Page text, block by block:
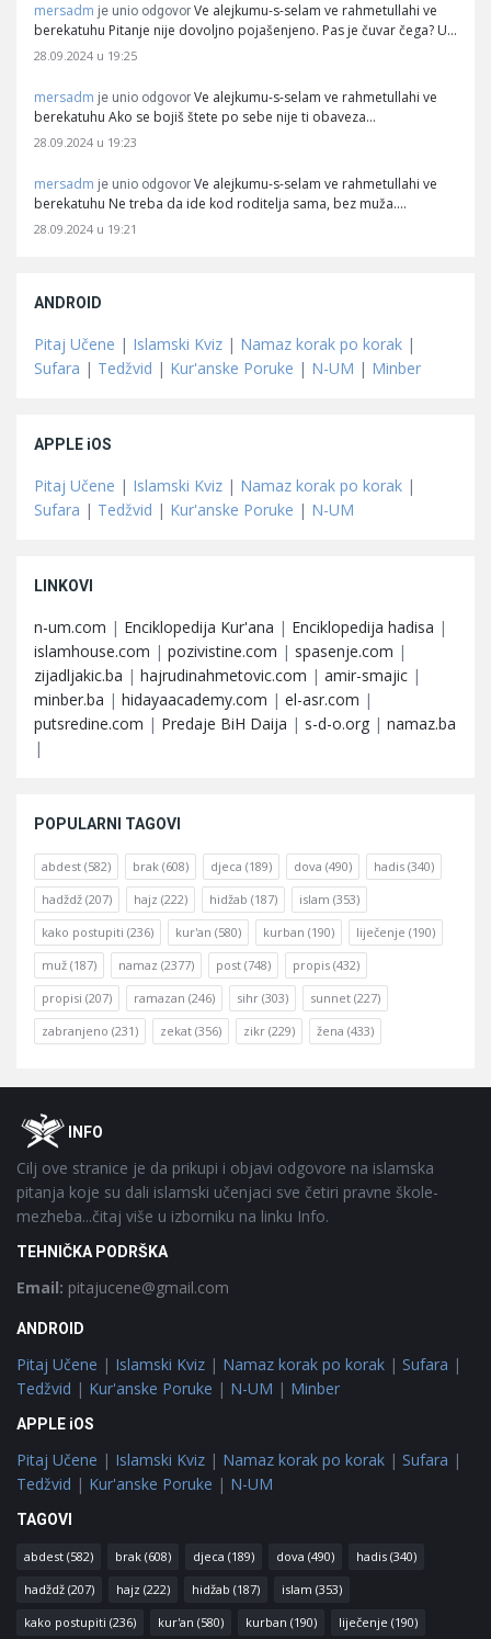
mersadm je unio odgovor Ve alejkumu-s-selam ve rahmetullahi ve
berekatuhu Pitanje nije dovoljno pojašenjeno. Pas je čuvar čega? U…
28.09.2024 u 19:25
mersadm je unio odgovor Ve alejkumu-s-selam ve rahmetullahi ve
berekatuhu Ako se bojiš štete po sebe nije ti obaveza…
28.09.2024 u 19:23
mersadm je unio odgovor Ve alejkumu-s-selam ve rahmetullahi ve
berekatuhu Ne treba da ide kod roditelja sama, bez muža.…
28.09.2024 u 19:21
ANDROID
Pitaj Učene | Islamski Kviz | Namaz korak po korak |
Sufara | Tedžvid | Kur'anske Poruke | N-UM | Minber
APPLE iOS
Pitaj Učene | Islamski Kviz | Namaz korak po korak |
Sufara | Tedžvid | Kur'anske Poruke | N-UM
LINKOVI
n-um.com | Enciklopedija Kur'ana | Enciklopedija hadisa |
islamhouse.com | pozivistine.com | spasenje.com |
zijadljakic.ba | hajrudinahmetovic.com | amir-smajic |
minber.ba | hidayaacademy.com | el-asr.com |
putsredine.com | Predaje BiH Daija | s-d-o.org | namaz.ba
|
POPULARNI TAGOVI
abdest (582) brak (608) djeca (189) dova (490) hadis (340)
hadždž (207) hajz (222) hidžab (187) islam (353)
kako postupiti (236) kur'an (580) kurban (190) liječenje (190)
muž (187) namaz (2377) post (748) propis (432)
propisi (207) ramazan (246) sihr (303) sunnet (227)
zabranjeno (231) zekat (356) zikr (229) žena (433)
FooterOINFO
Cilj ove stranice je da prikupi i objavi odgovore na islamska
pitanja koje su dali islamski učenjaci sve četiri pravne škole-
mezheba...čitaj više u izborniku na linku Info.
TEHNIČKA PODRŠKA
Email: pitajucene@gmail.com
ANDROID
Pitaj Učene | Islamski Kviz | Namaz korak po korak | Sufara |
Tedžvid | Kur'anske Poruke | N-UM | Minber
APPLE iOS
Pitaj Učene | Islamski Kviz | Namaz korak po korak | Sufara |
Tedžvid | Kur'anske Poruke | N-UM
TAGOVI
abdest (582) brak (608) djeca (189) dova (490) hadis (340)
hadždž (207) hajz (222) hidžab (187) islam (353)
kako postupiti (236) kur'an (580) kurban (190) liječenje (190)